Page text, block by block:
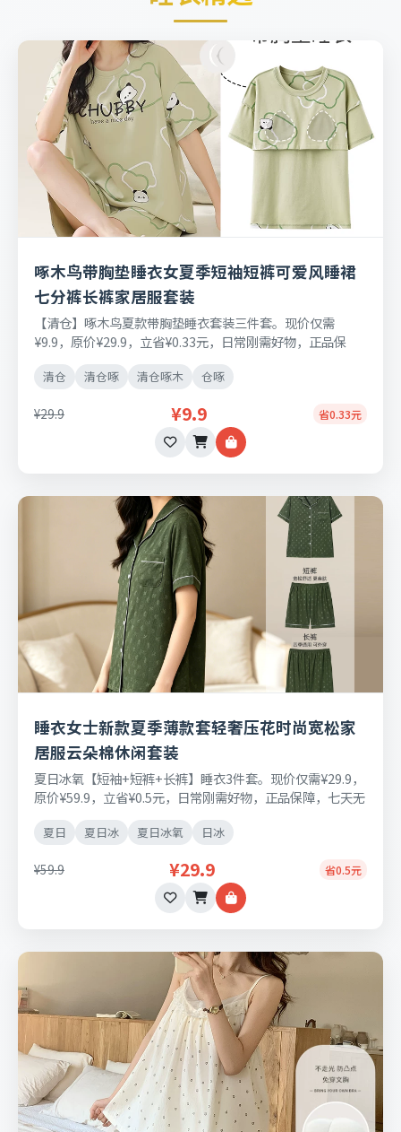
啄木鸟带胸垫睡衣女夏季短袖短裤可爱风睡裙
七分裤长裤家居服套装
【清仓】啄木鸟夏款带胸垫睡衣套装三件套。现价仅需
¥9.9，原价¥29.9，立省¥0.33元，日常刚需好物，正品保
清仓 清仓啄 清仓啄木 仓啄
¥29.9 ¥9.9 省0.33元
睡衣女士新款夏季薄款套轻奢压花时尚宽松家
居服云朵棉休闲套装
夏日冰氧【短袖+短裤+长裤】睡衣3件套。现价仅需¥29.9，
原价¥59.9，立省¥0.5元，日常刚需好物，正品保障，七天无
夏日 夏日冰 夏日冰氧 日冰
¥59.9 ¥29.9 省0.5元